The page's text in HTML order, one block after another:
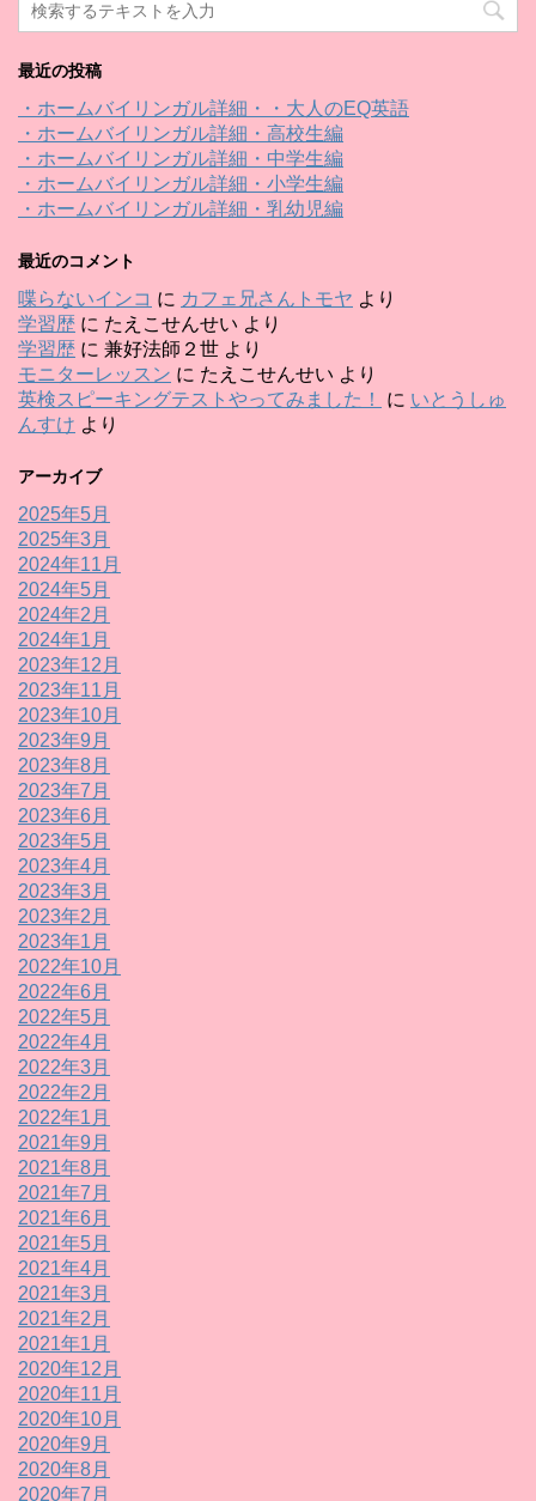
最近の投稿
・ホームバイリンガル詳細・・大人のEQ英語
・ホームバイリンガル詳細・高校生編
・ホームバイリンガル詳細・中学生編
・ホームバイリンガル詳細・小学生編
・ホームバイリンガル詳細・乳幼児編
最近のコメント
喋らないインコ に カフェ兄さんトモヤ より
学習歴 に たえこせんせい より
学習歴 に 兼好法師２世 より
モニターレッスン に たえこせんせい より
英検スピーキングテストやってみました！
に いとうしゅ
んすけ より
アーカイブ
2025年5月
2025年3月
2024年11月
2024年5月
2024年2月
2024年1月
2023年12月
2023年11月
2023年10月
2023年9月
2023年8月
2023年7月
2023年6月
2023年5月
2023年4月
2023年3月
2023年2月
2023年1月
2022年10月
2022年6月
2022年5月
2022年4月
2022年3月
2022年2月
2022年1月
2021年9月
2021年8月
2021年7月
2021年6月
2021年5月
2021年4月
2021年3月
2021年2月
2021年1月
2020年12月
2020年11月
2020年10月
2020年9月
2020年8月
2020年7月